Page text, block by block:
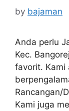
by bajaman
Anda perlu
Kec.
favorit. Kami
Rancangan/
Kami juga